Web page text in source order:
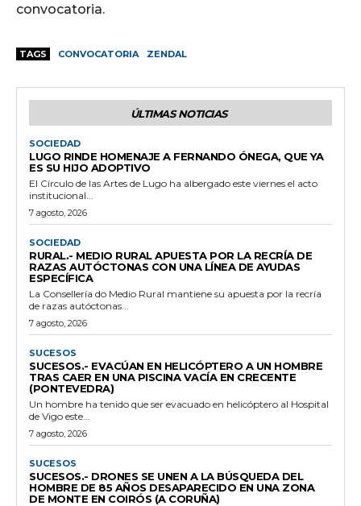
convocatoria.
TAGS CONVOCATORIA ZENDAL
ÚLTIMAS NOTICIAS
SOCIEDAD
LUGO RINDE HOMENAJE A FERNANDO ÓNEGA, QUE YA
ES SU HIJO ADOPTIVO
El Círculo de las Artes de Lugo ha albergado este viernes el acto
institucional...
7 agosto, 2026
SOCIEDAD
RURAL.- MEDIO RURAL APUESTA POR LA RECRÍA DE
RAZAS AUTÓCTONAS CON UNA LÍNEA DE AYUDAS
ESPECÍFICA
La Consellería do Medio Rural mantiene su apuesta por la recría
de razas autóctonas...
7 agosto, 2026
SUCESOS
SUCESOS.- EVACÚAN EN HELICÓPTERO A UN HOMBRE
TRAS CAER EN UNA PISCINA VACÍA EN CRECENTE
(PONTEVEDRA)
Un hombre ha tenido que ser evacuado en helicóptero al Hospital
de Vigo este...
7 agosto, 2026
SUCESOS
SUCESOS.- DRONES SE UNEN A LA BÚSQUEDA DEL
HOMBRE DE 85 AÑOS DESAPARECIDO EN UNA ZONA
DE MONTE EN COIRÓS (A CORUÑA)